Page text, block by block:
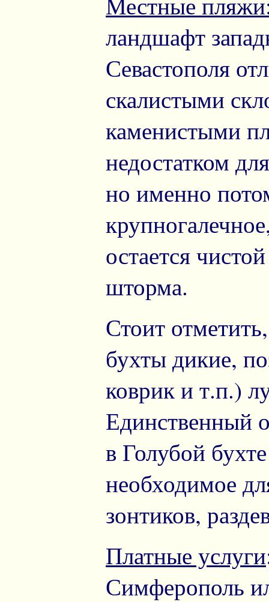
ландшафт
Севастополя
скалистыми
каменистыми
недостатком
но именно
остается
шторма.
Стоит
бухты дикие,
коврик и т.п.)
Единственный
в Голубой
необходимое
зонтиков,
Платные услуги
Симферополь